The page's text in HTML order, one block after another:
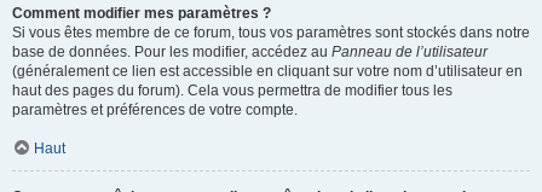
Comment modifier mes paramètres ?
Si vous êtes membre de ce forum, tous vos paramètres sont stockés dans notre
base de données. Pour les modifier, accédez au Panneau de l’utilisateur
(généralement ce lien est accessible en cliquant sur votre nom d’utilisateur en
haut des pages du forum). Cela vous permettra de modifier tous les
paramètres et préférences de votre compte.
Haut